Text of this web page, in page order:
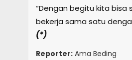
“Dengan begitu kita bisa
bekerja sama satu
(*)
Reporter: Ama Beding